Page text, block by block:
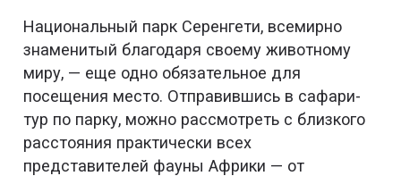
Национальный парк Серенгети, всемирно
знаменитый благодаря своему животному
миру, — еще одно обязательное для
посещения место. Отправившись в сафари-
тур по парку, можно рассмотреть с близкого
расстояния практически всех
представителей фауны Африки — от